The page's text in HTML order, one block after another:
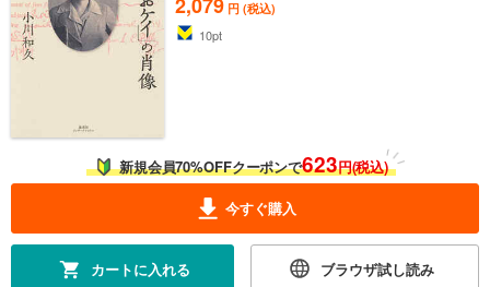
円 (税込)
10pt
新規会員70%OFFクーポンで623円(税込)
今すぐ購入
カートに入れる ブラウザ試し読み